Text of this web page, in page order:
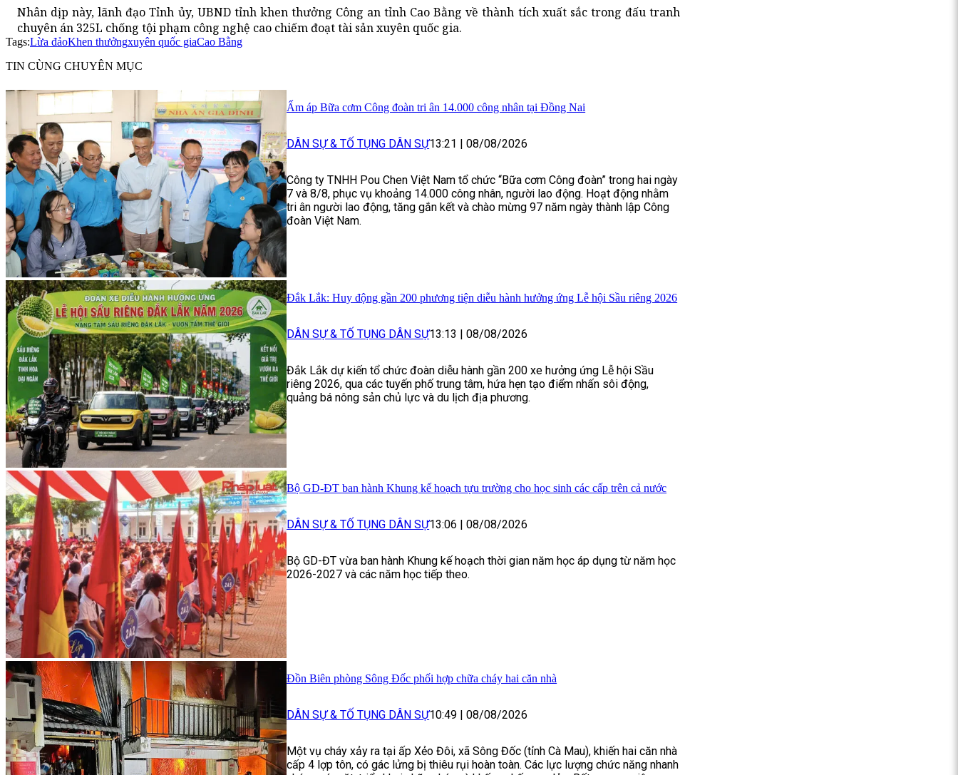
Nhân dịp này, lãnh đạo Tỉnh ủy, UBND tỉnh khen thưởng Công an tỉnh Cao Bằng về thành tích xuất sắc trong đấu tranh
chuyên án 325L chống tội phạm công nghệ cao chiếm đoạt tài sản xuyên quốc gia.
Tags:Lừa đảoKhen thưởngxuyên quốc giaCao Bằng
TIN CÙNG CHUYÊN MỤC
Ấm áp Bữa cơm Công đoàn tri ân 14.000 công nhân tại Đồng Nai
DÂN SỰ & TỐ TỤNG DÂN SỰ13:21 08/08/2026
Công ty TNHH Pou Chen Việt Nam tổ chức “Bữa cơm Công đoàn” trong hai ngày
7 và 8/8, phục vụ khoảng 14.000 công nhân, người lao động. Hoạt động nhằm
tri ân người lao động, tăng gắn kết và chào mừng 97 năm ngày thành lập Công
đoàn Việt Nam.
Đắk Lắk: Huy động gần 200 phương tiện diễu hành hưởng ứng Lễ hội Sầu riêng 2026
DÂN SỰ & TỐ TỤNG DÂN SỰ13:13 | 08/08/2026
Đắk Lắk dự kiến tổ chức đoàn diễu hành gần 200 xe hưởng ứng Lễ hội Sầu
riêng 2026, qua các tuyến phố trung tâm, hứa hẹn tạo điểm nhấn sôi động,
quảng bá nông sản chủ lực và du lịch địa phương.
Bộ GD-ĐT ban hành Khung kế hoạch tựu trường cho học sinh các cấp trên cả nước
DÂN SỰ & TỐ TỤNG DÂN SỰ13:06 | 08/08/2026
Bộ GD-ĐT vừa ban hành Khung kế hoạch thời gian năm học áp dụng từ năm học
2026-2027 và các năm học tiếp theo.
Đồn Biên phòng Sông Đốc phối hợp chữa cháy hai căn nhà
DÂN SỰ & TỐ TỤNG DÂN SỰ10:49 | 08/08/2026
Một vụ cháy xảy ra tại ấp Xẻo Đôi, xã Sông Đốc (tỉnh Cà Mau), khiến hai căn nhà
cấp 4 lợp tôn, có gác lửng bị thiêu rụi hoàn toàn. Các lực lượng chức năng nhanh